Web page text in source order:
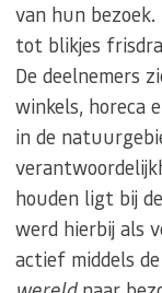
van hun
tot blikjes
De deelnemers
winkels, horeca
in de
houden ligt bij
werd hierbij als
actief middels de